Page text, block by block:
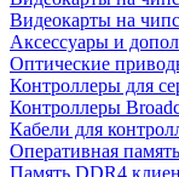
Видеокарты на
Аксессуары и
Оптические
Контроллеры для
Контроллеры
Кабели для
Оперативная память
Память DDR4